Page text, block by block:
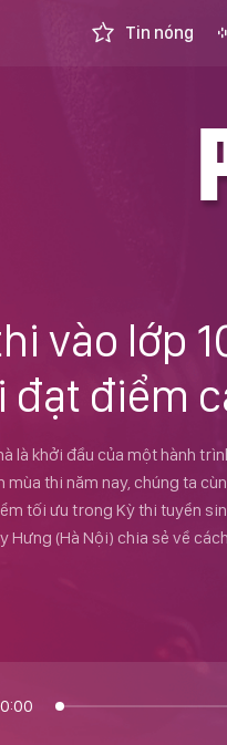
Tin nóng
vào lớp
đạt điểm
là khởi đầu của một hành
thi năm nay, chúng ta
tối ưu trong Kỳ thi tuyển
(Hà Nội) chia sẻ về